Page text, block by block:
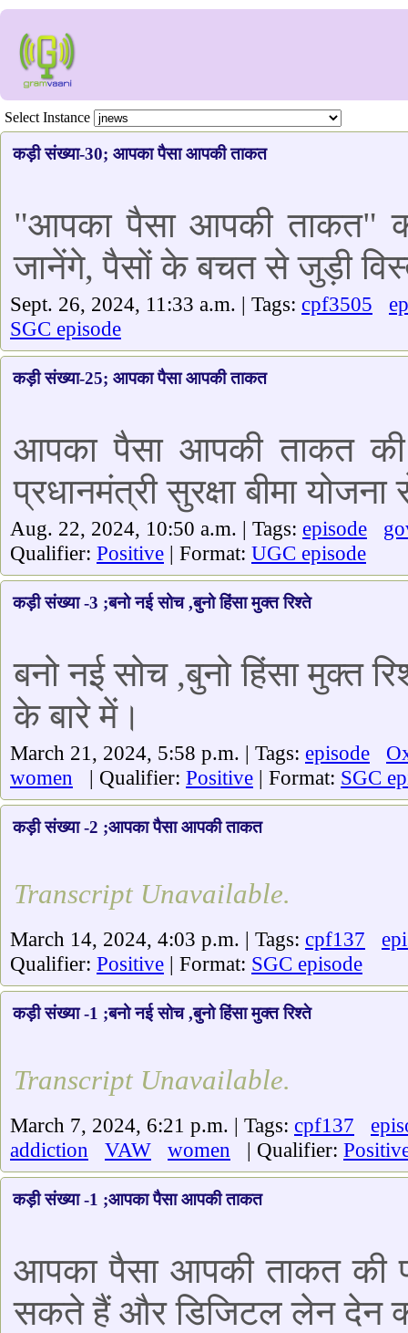
Select Instance
कड़ी संख्या-30; आपका पैसा आपकी ताकत
"आपका पैसा आपकी ताकत"
जानेंगे, पैसों के बचत से जुड़ी
Sept. 26, 2024, 11:33 a.m. | Tags: cpf3505
SGC episode
कड़ी संख्या-25; आपका पैसा आपकी ताकत
आपका पैसा आपकी ताकत
प्रधानमंत्री सुरक्षा बीमा
Aug. 22, 2024, 10:50 a.m. | Tags: episode
Qualifier: Positive | Format: UGC episode
कड़ी संख्या -3 ;बनो नई सोच ,बुनो हिंसा मुक्त रिश्ते
बनो नई सोच ,बुनो हिंसा मुक्त
के बारे में।
March 21, 2024, 5:58 p.m. | Tags: episode
women | Qualifier: Positive | Format: SGC
कड़ी संख्या -2 ;आपका पैसा आपकी ताकत
Transcript Unavailable.
March 14, 2024, 4:03 p.m. | Tags: cpf137
Qualifier: Positive | Format: SGC episode
कड़ी संख्या -1 ;बनो नई सोच ,बुनो हिंसा मुक्त रिश्ते
Transcript Unavailable.
March 7, 2024, 6:21 p.m. | Tags: cpf137
addiction
VAW women | Qualifier:
कड़ी संख्या -1 ;आपका पैसा आपकी ताकत
आपका पैसा आपकी ताकत की
सकते हैं और डिजिटल लेन देन